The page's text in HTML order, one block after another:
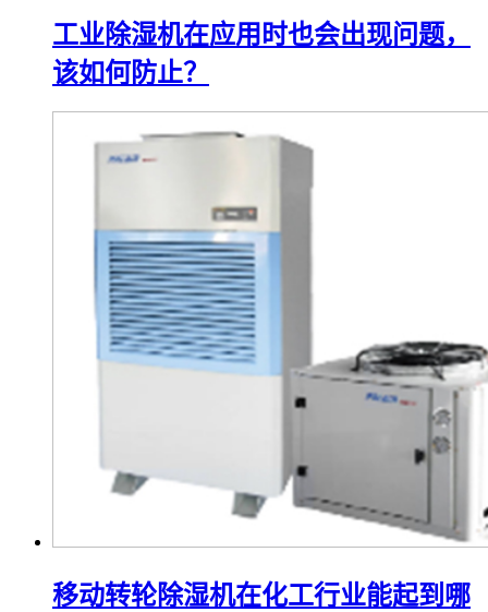
工业除湿机在应用时也会出现问题，
该如何防止？
移动转轮除湿机在化工行业能起到哪